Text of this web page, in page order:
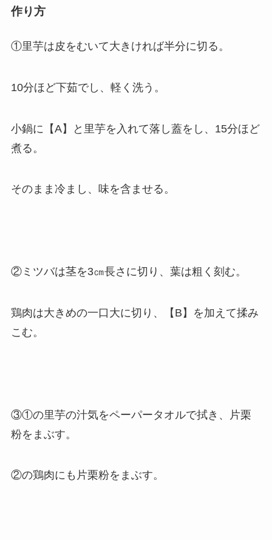
作り方
①里芋は皮をむいて大きければ半分に切る。
10分ほど下茹でし、軽く洗う。
小鍋に【A】と里芋を入れて落し蓋をし、15分ほど
煮る。
そのまま冷まし、味を含ませる。
②ミツバは茎を3㎝長さに切り、葉は粗く刻む。
鶏肉は大きめの一口大に切り、【B】を加えて揉み
こむ。
③①の里芋の汁気をペーパータオルで拭き、片栗
粉をまぶす。
②の鶏肉にも片栗粉をまぶす。